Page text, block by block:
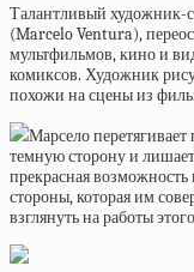
Талантливый художник-
(Marcelo Ventura),
мультфильмов, кино и
комиксов. Художник
похожи на сцены из
Марсело
темную сторону и
прекрасная
стороны, которая им
взглянуть на работы